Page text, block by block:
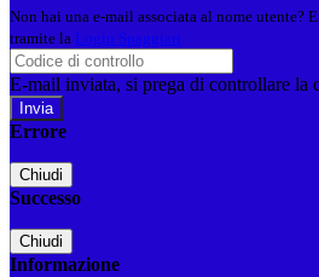
Non hai una e-mail associata al nome utente?
tramite la Login Spaggiari
E-mail inviata, si prega di controllare la
Errore
Chiudi
Successo
Chiudi
Informazione